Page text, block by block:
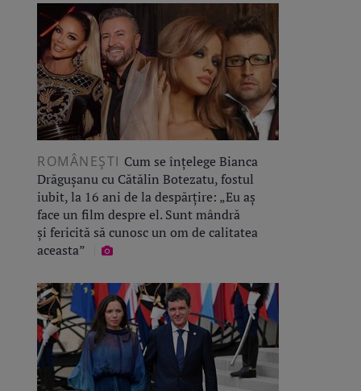
ROMÂNEŞTI Cum se înțelege Bianca
Drăgușanu cu Cătălin Botezatu, fostul
iubit, la 16 ani de la despărțire: „Eu aș
face un film despre el. Sunt mândră
și fericită să cunosc un om de calitatea
aceasta”